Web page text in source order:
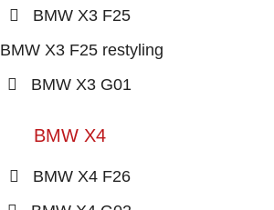
BMW X3 F25
BMW X3 F25 restyling
BMW X3 G01
BMW X4
BMW X4 F26